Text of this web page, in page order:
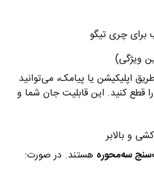
چری تیگو
اپلیکیشن یا پیامک، می‌توانید
قطع کنید. این قابلیت جان شما و
سه‌محوره هستند. در صورت: